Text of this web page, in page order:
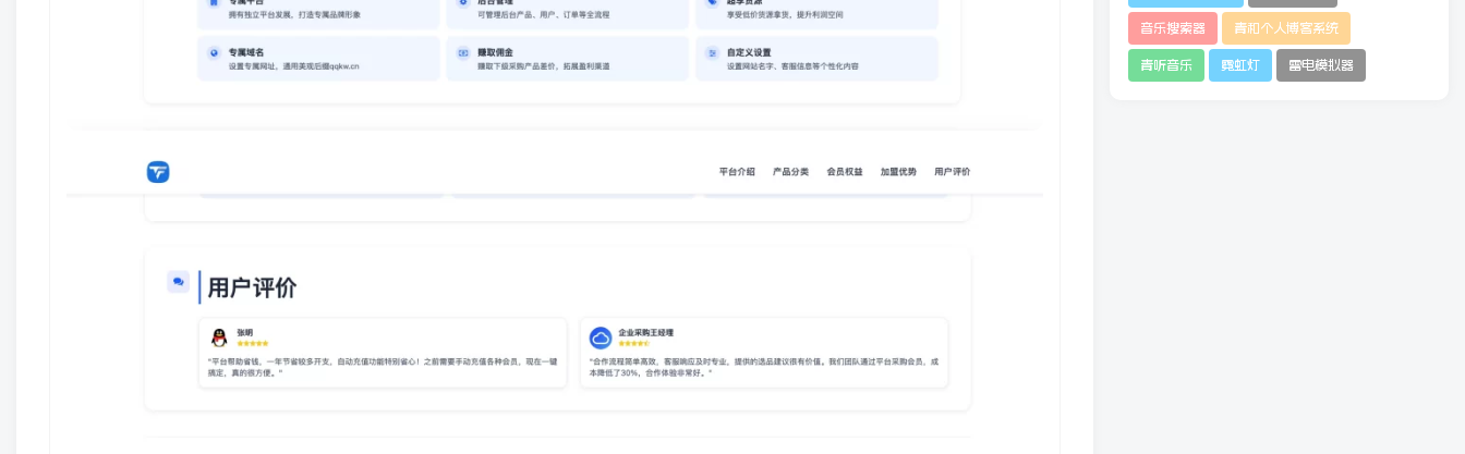
音乐搜索器 青和个人博客系统
青听音乐 霓虹灯 雷电模拟器